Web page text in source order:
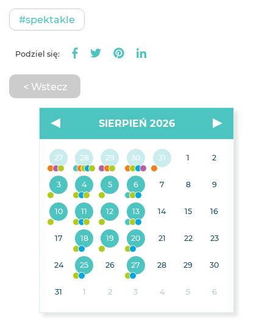
#spektakle
Podziel się:
< Wstecz
SIERPIEŃ 2026
27 28 29 30 31 1 2
3 4 5 6 7 8 9
10 11 12 13 14 15 16
17 18 19 20 21 22 23
24 25 26 27 28 29 30
31 1 2 3 4 5 6